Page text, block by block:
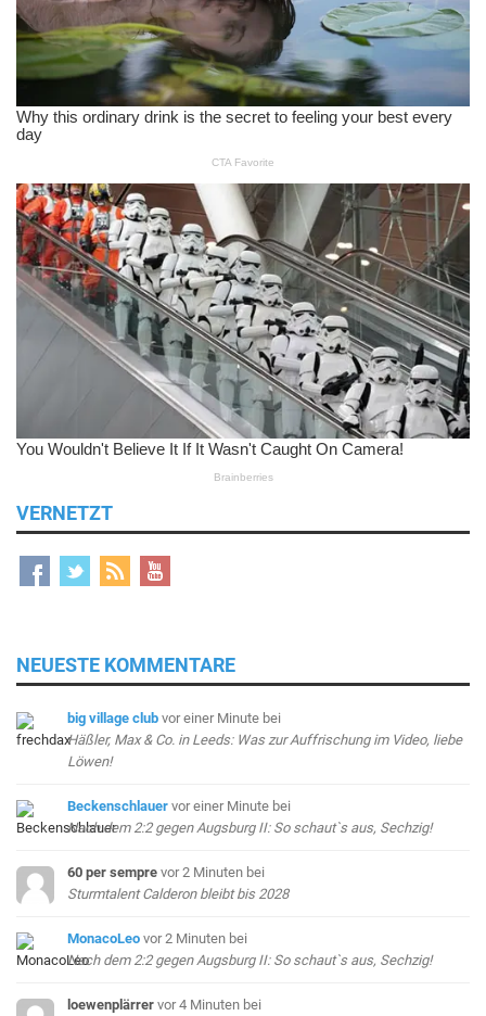
VERNETZT
NEUESTE KOMMENTARE
big village club vor einer Minute bei
Häßler, Max & Co. in Leeds: Was zur Auffrischung im Video, liebe
Löwen!
Beckenschlauer vor einer Minute bei
Nach dem 2:2 gegen Augsburg II: So schaut`s aus, Sechzig!
60 per sempre vor 2 Minuten bei
Sturmtalent Calderon bleibt bis 2028
MonacoLeo vor 2 Minuten bei
Nach dem 2:2 gegen Augsburg II: So schaut`s aus, Sechzig!
loewenplärrer vor 4 Minuten bei